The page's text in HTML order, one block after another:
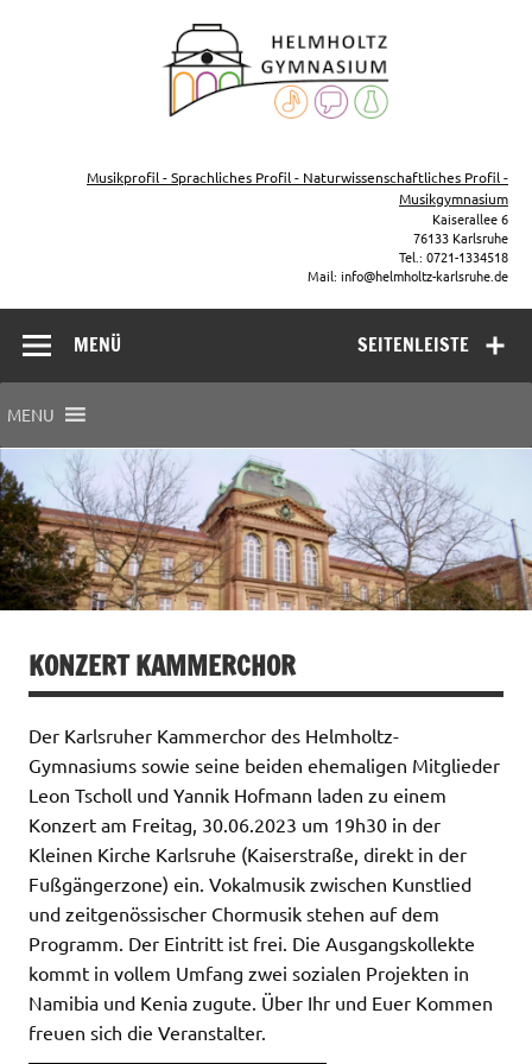
Musikprofil - Sprachliches Profil - Naturwissenschaftliches Profil -
Musikgymnasium
Kaiserallee 6
76133 Karlsruhe
Tel.: 0721-1334518
Mail: info@helmholtz-karlsruhe.de
SEITENLEISTE
MENÜ
MENU
KONZERT KAMMERCHOR
Der Karlsruher Kammerchor des Helmholtz-
Gymnasiums sowie seine beiden ehemaligen Mitglieder
Leon Tscholl und Yannik Hofmann laden zu einem
Konzert am Freitag, 30.06.2023 um 19h30 in der
Kleinen Kirche Karlsruhe (Kaiserstraße, direkt in der
Fußgängerzone) ein. Vokalmusik zwischen Kunstlied
und zeitgenössischer Chormusik stehen auf dem
Programm. Der Eintritt ist frei. Die Ausgangskollekte
kommt in vollem Umfang zwei sozialen Projekten in
Namibia und Kenia zugute. Über Ihr und Euer Kommen
freuen sich die Veranstalter.